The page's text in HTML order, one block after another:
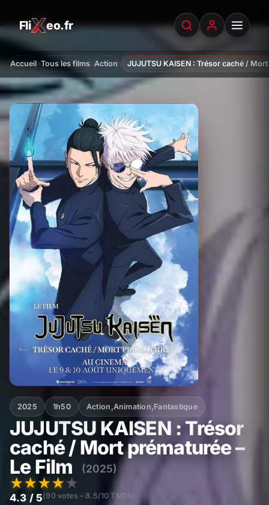
Fli eo.fr
FliXeo.fr
—
Accueil
Accueil›Tous les films›Action › JUJUTSU KAISEN : Trésor caché /
2025 1h50 Action ,Animation,Fantastique
JUJUTSU KAISEN : Trésor
caché / Mort prématurée –
Le Film
(2025)
★★★★★
4.3 / 5(90 votes – 8.5/10 TMDb)